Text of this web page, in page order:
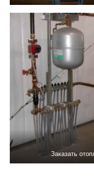
Заказать